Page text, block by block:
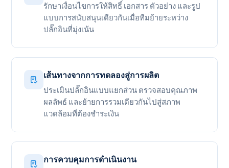
รักษาเงื่อนไขการให้สิทธิ์ เอกสาร ตัวอย่าง และรูป
แบบการสนับสนุนเดียวกันเมื่อทีมย้ายระหว่าง
ปลั๊กอินที่มุ่งเน้น
เส้นทางจากการทดลองสู่การผลิต
ประเมินปลั๊กอินแบบแยกส่วน ตรวจสอบคุณภาพ
ผลลัพธ์ และย้ายการรวมเดียวกันไปสู่สภาพ
แวดล้อมที่ต้องชำระเงิน
การควบคุมการดำเนินงาน